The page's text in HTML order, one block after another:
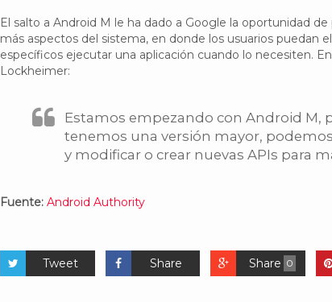
El salto a Android M le ha dado a Google la oportunidad
más aspectos del sistema, en donde los usuarios puedan
específicos ejecutar una aplicación cuando lo necesiten.
Lockheimer:
Estamos empezando con Android M,
tenemos una versión mayor,
y modificar o crear nuevas APIs para
Fuente: Android Authority
Tweet Share 0
Share